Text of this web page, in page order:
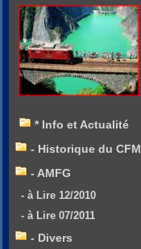
* Info et Actualité
- Historique du CFM
- AMFG
- à Lire 12/2010
- à Lire 07/2011
- Divers